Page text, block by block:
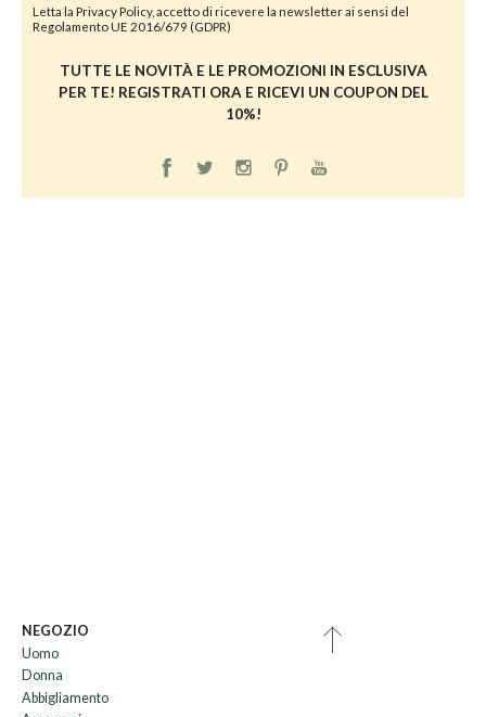
Letta la Privacy Policy, accetto di ricevere la newsletter ai sensi del
Regolamento UE 2016/679 (GDPR)
TUTTE LE NOVITÀ E LE PROMOZIONI IN ESCLUSIVA
PER TE! REGISTRATI ORA E RICEVI UN COUPON DEL
10%!
NEGOZIO
Uomo
Donna
Abbigliamento